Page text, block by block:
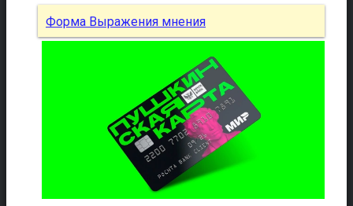
Форма Выражения мнения